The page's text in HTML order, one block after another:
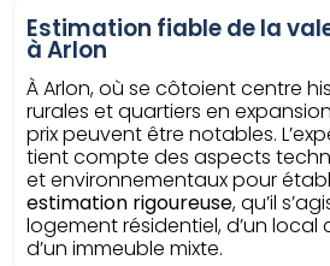
Estimation fiable de la
à Arlon
À Arlon, où se côtoient centre
rurales et quartiers en
prix peuvent être notables.
tient compte des aspects
et environnementaux pour
estimation rigoureuse, qu’il
logement résidentiel, d’un local
d’un immeuble mixte.